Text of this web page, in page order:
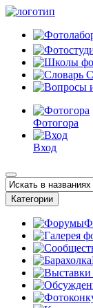
Фотогора
Вход
Категории